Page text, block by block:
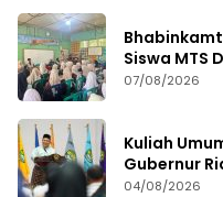
Siswa MTS
Remaja
07/08/2026
Kuliah
Gubernur
Kebijakan
04/08/2026